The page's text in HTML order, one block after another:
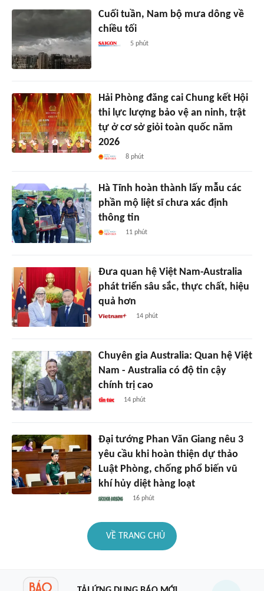
Cuối tuần, Nam bộ mưa dông về
chiều tối
5 phút
Hải Phòng đăng cai Chung kết Hội
thi lực lượng bảo vệ an ninh, trật
tự ở cơ sở giỏi toàn quốc năm
2026
8 phút
Hà Tĩnh hoàn thành lấy mẫu các
phần mộ liệt sĩ chưa xác định
thông tin
11 phút
Đưa quan hệ Việt Nam-Australia
phát triển sâu sắc, thực chất, hiệu
quả hơn
14 phút
Chuyên gia Australia: Quan hệ Việt
Nam - Australia có độ tin cậy
chính trị cao
14 phút
Đại tướng Phan Văn Giang nêu 3
yêu cầu khi hoàn thiện dự thảo
Luật Phòng, chống phổ biến vũ
khí hủy diệt hàng loạt
16 phút
VỀ TRANG CHỦ